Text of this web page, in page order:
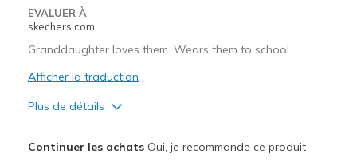
Width
Sizing
View On Shoes
Shoes are for Wearing
EVALUER À
skechers.com
Granddaughter loves them. Wears them to school
Afficher la traduction
Plus de détails
Continuer les achatsOui, je recommande ce produit